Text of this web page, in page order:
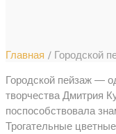
Главная / Городской
Городской пейзаж —
творчества Дмитрия
поспособствовала
Трогательные